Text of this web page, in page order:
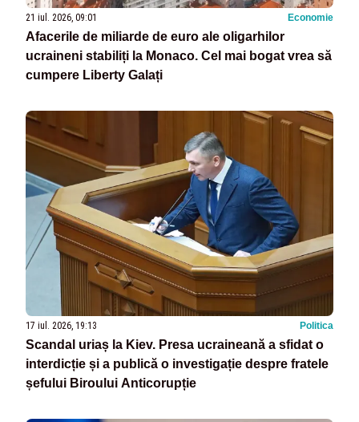
21 iul. 2026, 09:01 Economie
Afacerile de miliarde de euro ale oligarhilor
ucraineni stabiliți la Monaco. Cel mai bogat vrea să
cumpere Liberty Galați
17 iul. 2026, 19:13 Politica
Scandal uriaș la Kiev. Presa ucraineană a sfidat o
interdicție și a publică o investigație despre fratele
șefului Biroului Anticorupție